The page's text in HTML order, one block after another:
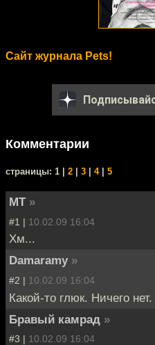
Сайт журнала Pets!
Комментарии
cтраницы: 1 | 2 3 4| 5
MT »
#1 | 10.02.09 16:04
Хм...
Damaramy »
#2 | 10.02.09 16:04
Какой-то глюк. Ничего нет.
Бравый камрад »
#3 | 10.02.09 16:04